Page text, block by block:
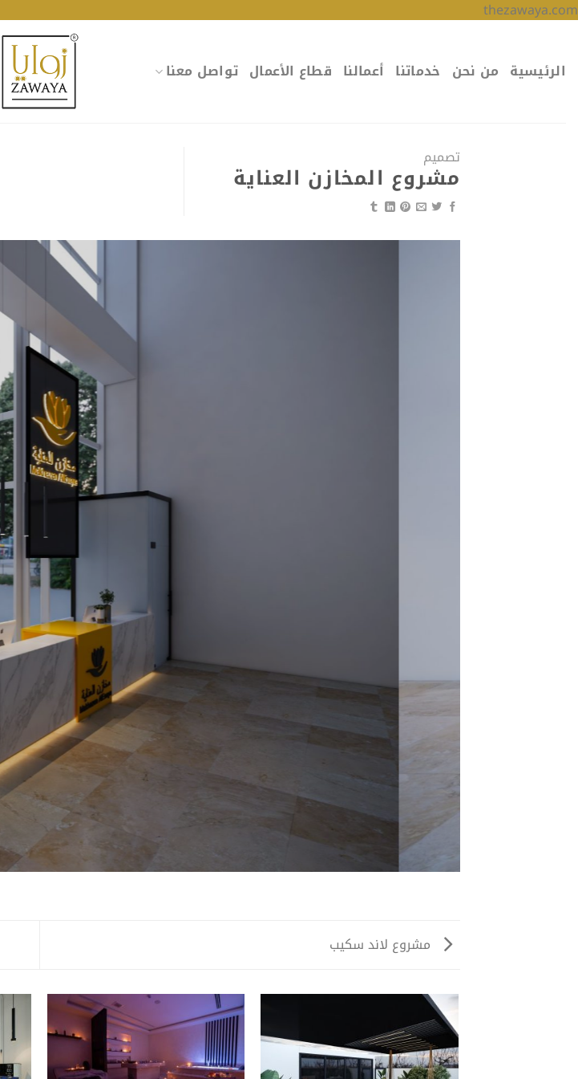
thezawaya.comتخطي
الرئيسية من نحن خدماتنا أعمالنا قطاع الأعمال تواصل معنا
تصميم
مشروع المخازن العناية
مشروع لاند سكيب